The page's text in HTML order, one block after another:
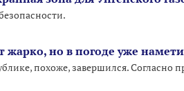
жарко, но в погоде уже
похоже, завершился. Согласно